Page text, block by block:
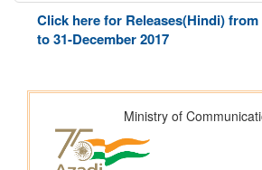
Click here for Releases(Hindi) from
to 31-December 2017